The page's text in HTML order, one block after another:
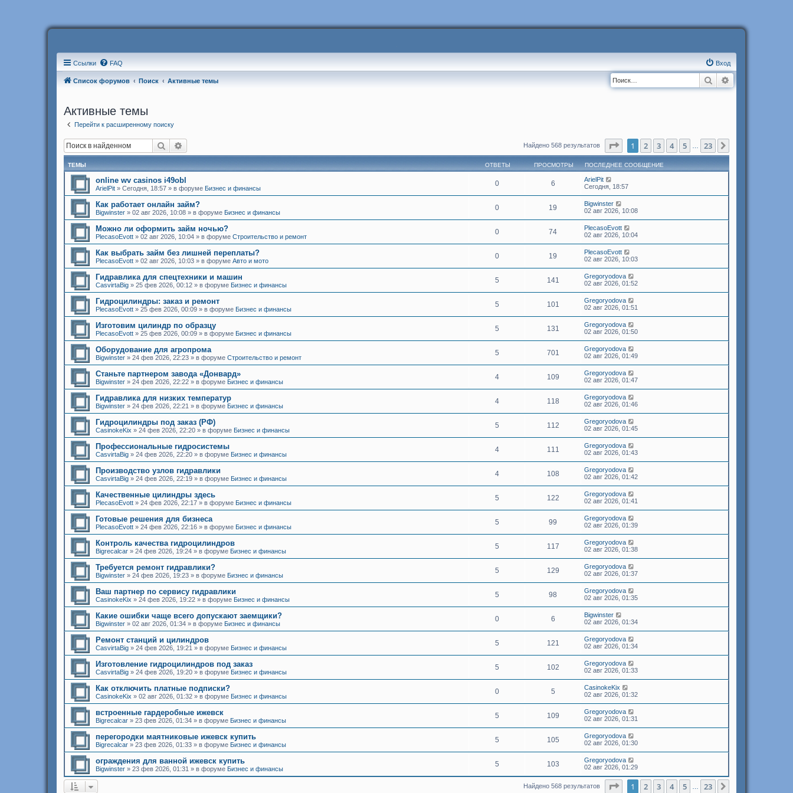
Ссылки FAQ Вход
Список форумов Поиск Активные темы Поиск
Активные темы
Перейти к расширенному поиску
Поиск Найдено 568 результатов Страница1 из 23
1 2 3 4 5 23
ТЕМЫ ОТВЕТЫ ПРОСМОТРЫ ПОСЛЕДНЕЕ СООБЩЕНИЕ
online wv casinos i49obl
ArielPit » Сегодня, 18:57 » в форуме Бизнес и финансы
0 6
ArielPit
Сегодня, 18:57
Как работает онлайн займ?
Bigwinster » 02 авг 2026, 10:08 » в форуме Бизнес и финансы
0 19
Bigwinster
02 авг 2026, 10:08
Можно ли оформить займ ночью?
PlecasoEvott » 02 авг 2026, 10:04 » в форуме Строительство и ремонт
0 74
PlecasoEvott
02 авг 2026, 10:04
Как выбрать займ без лишней переплаты?
PlecasoEvott » 02 авг 2026, 10:03 » в форуме Авто и мото
0 19
PlecasoEvott
02 авг 2026, 10:03
Гидравлика для спецтехники и машин
CasvirtaBig » 25 фев 2026, 00:12 » в форуме Бизнес и финансы
5 141
Gregoryodova
02 авг 2026, 01:52
Гидроцилиндры: заказ и ремонт
PlecasoEvott » 25 фев 2026, 00:09 » в форуме Бизнес и финансы
5 101
Gregoryodova
02 авг 2026, 01:51
Изготовим цилиндр по образцу
PlecasoEvott » 25 фев 2026, 00:09 » в форуме Бизнес и финансы
5 131
Gregoryodova
02 авг 2026, 01:50
Оборудование для агропрома
Bigwinster » 24 фев 2026, 22:23 » в форуме Строительство и ремонт
5 701
Gregoryodova
02 авг 2026, 01:49
Станьте партнером завода «Донвард»
Bigwinster » 24 фев 2026, 22:22 » в форуме Бизнес и финансы
4 109
Gregoryodova
02 авг 2026, 01:47
Гидравлика для низких температур
Bigwinster » 24 фев 2026, 22:21 » в форуме Бизнес и финансы
4 118
Gregoryodova
02 авг 2026, 01:46
Гидроцилиндры под заказ (РФ)
CasinokeKix » 24 фев 2026, 22:20 » в форуме Бизнес и финансы
5 112
Gregoryodova
02 авг 2026, 01:45
Профессиональные гидросистемы
CasvirtaBig » 24 фев 2026, 22:20 » в форуме Бизнес и финансы
4 111
Gregoryodova
02 авг 2026, 01:43
Производство узлов гидравлики
CasvirtaBig » 24 фев 2026, 22:19 » в форуме Бизнес и финансы
4 108
Gregoryodova
02 авг 2026, 01:42
Качественные цилиндры здесь
PlecasoEvott » 24 фев 2026, 22:17 » в форуме Бизнес и финансы
5 122
Gregoryodova
02 авг 2026, 01:41
Готовые решения для бизнеса
PlecasoEvott » 24 фев 2026, 22:16 » в форуме Бизнес и финансы
5 99
Gregoryodova
02 авг 2026, 01:39
Контроль качества гидроцилиндров
Bigrecalcar » 24 фев 2026, 19:24 » в форуме Бизнес и финансы
5 117
Gregoryodova
02 авг 2026, 01:38
Требуется ремонт гидравлики?
Bigwinster » 24 фев 2026, 19:23 » в форуме Бизнес и финансы
5 129
Gregoryodova
02 авг 2026, 01:37
Ваш партнер по сервису гидравлики
CasinokeKix » 24 фев 2026, 19:22 » в форуме Бизнес и финансы
5 98
Gregoryodova
02 авг 2026, 01:35
Какие ошибки чаще всего допускают заемщики?
Bigwinster » 02 авг 2026, 01:34 » в форуме Бизнес и финансы
0 6
Bigwinster
02 авг 2026, 01:34
Ремонт станций и цилиндров
CasvirtaBig » 24 фев 2026, 19:21 » в форуме Бизнес и финансы
5 121
Gregoryodova
02 авг 2026, 01:34
Изготовление гидроцилиндров под заказ
CasvirtaBig » 24 фев 2026, 19:20 » в форуме Бизнес и финансы
5 102
Gregoryodova
02 авг 2026, 01:33
Как отключить платные подписки?
CasinokeKix » 02 авг 2026, 01:32 » в форуме Бизнес и финансы
0 5
CasinokeKix
02 авг 2026, 01:32
встроенные гардеробные ижевск
Bigrecalcar » 23 фев 2026, 01:34 » в форуме Бизнес и финансы
5 109
Gregoryodova
02 авг 2026, 01:31
перегородки маятниковые ижевск купить
Bigrecalcar » 23 фев 2026, 01:33 » в форуме Бизнес и финансы
5 105
Gregoryodova
02 авг 2026, 01:30
ограждения для ванной ижевск купить
Bigwinster » 23 фев 2026, 01:31 » в форуме Бизнес и финансы
5 103
Gregoryodova
02 авг 2026, 01:29
Найдено 568 результатов Страница1 из 23
1 2 3 4 5 23